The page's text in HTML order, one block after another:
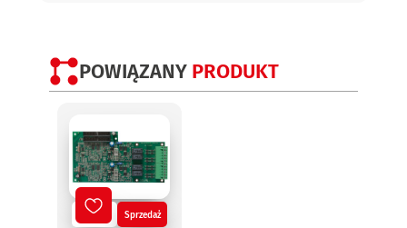
POWIĄZANY PRODUKT
Nowy Sprzedaż